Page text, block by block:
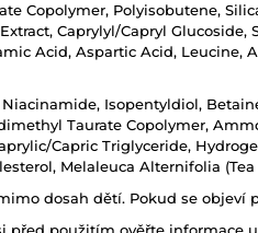
Copolymer, Polyisobutene,
Caprylyl/Capryl
Acid, Aspartic Acid, Leucine,
Isopentyldiol,
Taurate Copolymer,
Capric Triglyceride,
Melaleuca Alternifolia (Tea
dosah dětí. Pokud se